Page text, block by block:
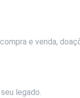
e venda,
legado.